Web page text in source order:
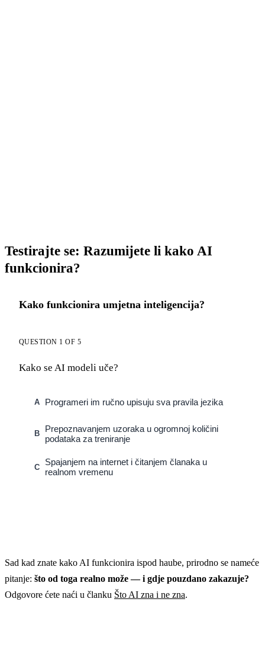
Testirajte se: Razumijete li kako AI
funkcionira?
Kako funkcionira umjetna inteligencija?
QUESTION 1 OF 5
Kako se AI modeli uče?
A Programeri im ručno upisuju sva pravila jezika
B
Prepoznavanjem uzoraka u ogromnoj količini
podataka za treniranje
C
Spajanjem na internet i čitanjem članaka u
realnom vremenu
Sad kad znate kako AI funkcionira ispod haube, prirodno se nameće
pitanje: što od toga realno može — i gdje pouzdano zakazuje?
Odgovore ćete naći u članku Što AI zna i ne zna.